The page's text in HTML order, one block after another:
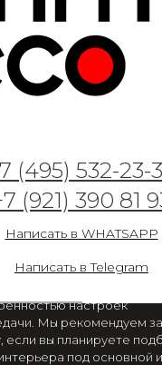
(495) 532-23-
(921) 390 81
Написать в WHATSAPP
Написать в Telegram
от 2 300 руб. /
вашего смартфона
настроек
Мы рекомендуем
если вы планируете
под основной